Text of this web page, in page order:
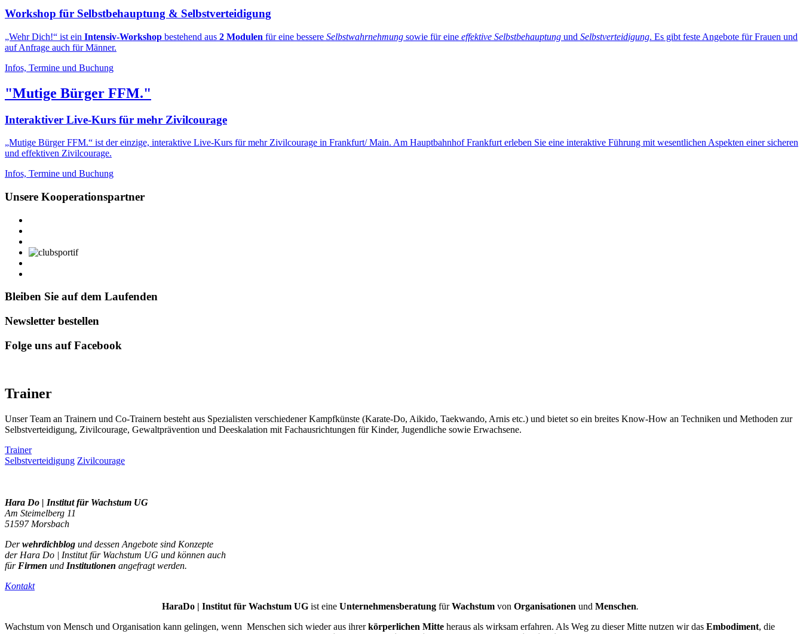
Workshop für Selbstbehauptung & Selbstverteidigung
„Wehr Dich!“ ist ein Intensiv-Workshop bestehend aus 2 Modulen für eine bessere Selbstwahrnehmung sowie für eine effektive Selbstbehauptung und Selbstverteidigung. Es gibt feste Angebote für Frauen und
auf Anfrage auch für Männer.
Infos, Termine und Buchung
"Mutige Bürger FFM."
Interaktiver Live-Kurs für mehr Zivilcourage
„Mutige Bürger FFM.“ ist der einzige, interaktive Live-Kurs für mehr Zivilcourage in Frankfurt/ Main. Am Hauptbahnhof Frankfurt erleben Sie eine interaktive Führung mit wesentlichen Aspekten einer sicheren
und effektiven Zivilcourage.
Infos, Termine und Buchung
Unsere Kooperationspartner
Bleiben Sie auf dem Laufenden
Newsletter bestellen
Folge uns auf Facebook
Trainer
Unser Team an Trainern und Co-Trainern besteht aus Spezialisten verschiedener Kampfkünste (Karate-Do, Aikido, Taekwando, Arnis etc.) und bietet so ein breites Know-How an Techniken und Methoden zur
Selbstverteidigung, Zivilcourage, Gewaltprävention und Deeskalation mit Fachausrichtungen für Kinder, Jugendliche sowie Erwachsene.
Trainer
Selbstverteidigung Zivilcourage
Hara Do | Institut für Wachstum UG
Am Steimelberg 11
51597 Morsbach
Derwehrdichblog und dessen Angebote sind Konzepte
der Hara Do | Institut für Wachstum UG und können auch
für Firmen und Institutionen angefragt werden.
Kontakt
HaraDo | Institut für Wachstum UG ist eine Unternehmensberatung fürWachstum von Organisationen und Menschen.
Wachstum von Mensch und Organisation kann gelingen, wenn Menschen sich wieder aus ihrerkörperlichen Mitte heraus als wirksam erfahren. Als Weg zu dieser Mitte nutzen wir das Embodiment, die